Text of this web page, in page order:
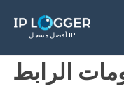
أفضل مسجل IP
الرابط